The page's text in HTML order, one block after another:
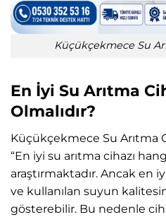
Küçükçekmece Su
En İyi Su Arıtma
Olmalıdır?
Küçükçekmece Su Arıtma
“En iyi su arıtma cihazı
araştırmaktadır. Ancak en
ve kullanılan suyun
gösterebilir. Bu nedenle